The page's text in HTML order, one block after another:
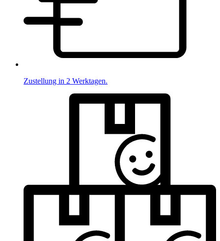
Zustellung in 2 Werktagen.